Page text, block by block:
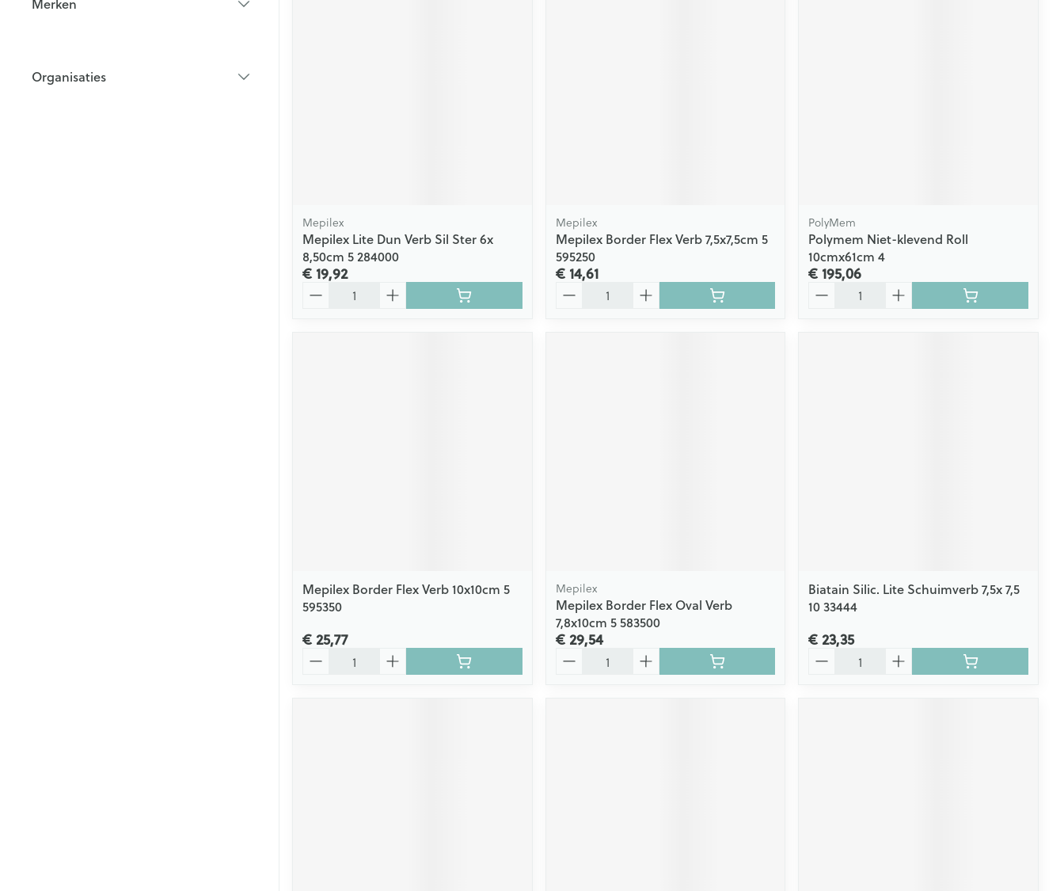
Organisaties
Mepilex
Mepilex Lite Dun Verb Sil Ster 6x
8,50cm 5 284000
€ 19,92
Mepilex
Mepilex Border Flex Verb 7,5x7,5cm 5
595250
€ 14,61
PolyMem
Polymem Niet-klevend Roll
10cmx61cm 4
€ 195,06
Mepilex Border Flex Verb 10x10cm 5
595350
€ 25,77
Mepilex
Mepilex Border Flex Oval Verb
7,8x10cm 5 583500
€ 29,54
Biatain Silic. Lite Schuimverb 7,5x 7,5
10 33444
€ 23,35